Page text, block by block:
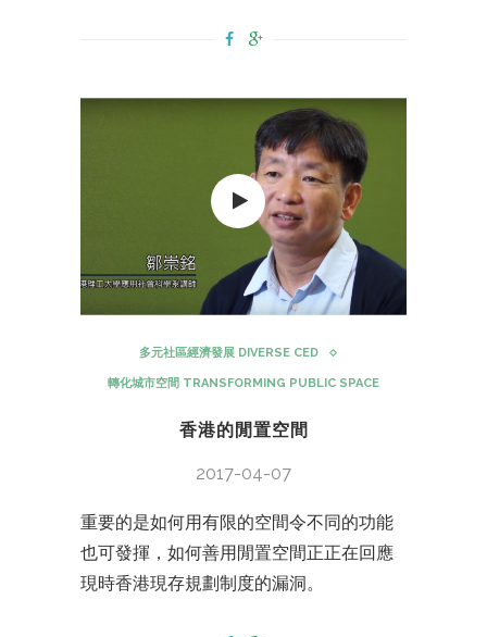
多元社區經濟發展 DIVERSE CED
轉化城市空間 TRANSFORMING PUBLIC SPACE
香港的閒置空間
2017-04-07
重要的是如何用有限的空間令不同的功能
也可發揮，如何善用閒置空間正正在回應
現時香港現存規劃制度的漏洞。